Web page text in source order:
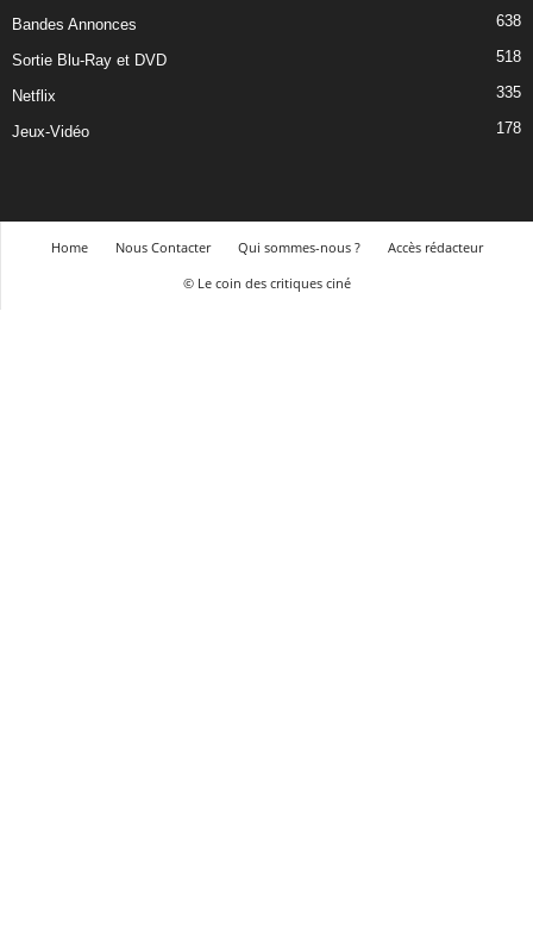
Bandes Annonces 638
Sortie Blu-Ray et DVD 518
Netflix 335
Jeux-Vidéo 178
Home Nous Contacter Qui sommes-nous ?
Accès rédacteur
© Le coin des critiques ciné